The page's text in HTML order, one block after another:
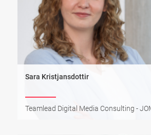
Sara Kristjansdottir
Teamlead Digital Media Consulting -